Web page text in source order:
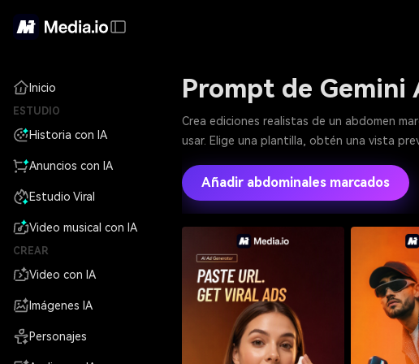
Inicio
ESTUDIO
Historia con IA
Anuncios con IA
Estudio Viral
Video musical con IA
CREAR
Video con IA
Imágenes IA
Personajes
Prompt de Gemini
Crea ediciones realistas de un abdomen
usar. Elige una plantilla, obtén una vista
Añadir abdominales marcados